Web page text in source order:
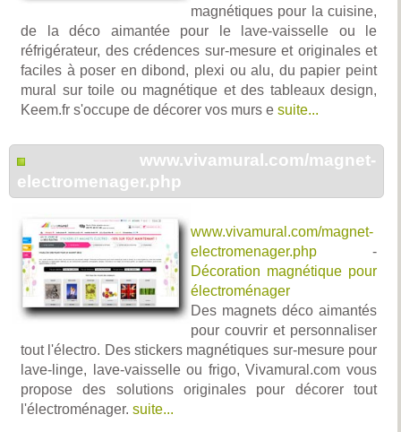
magnétiques pour la cuisine,
de la déco aimantée pour le lave-vaisselle ou le
réfrigérateur, des crédences sur-mesure et originales et
faciles à poser en dibond, plexi ou alu, du papier peint
mural sur toile ou magnétique et des tableaux design,
Keem.fr s'occupe de décorer vos murs e suite...
www.vivamural.com/magnet-
electromenager.php
www.vivamural.com/magnet-
electromenager.php -
Décoration magnétique pour
électroménager
Des magnets déco aimantés
pour couvrir et personnaliser
tout l'électro. Des stickers magnétiques sur-mesure pour
lave-linge, lave-vaisselle ou frigo, Vivamural.com vous
propose des solutions originales pour décorer tout
l'électroménager. suite...